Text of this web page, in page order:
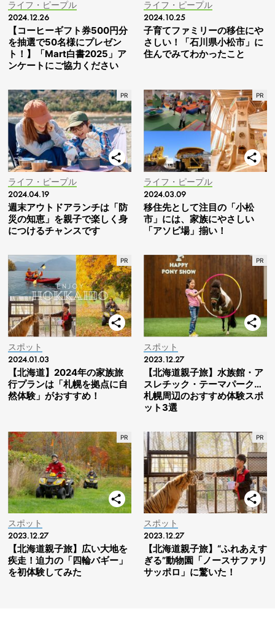
ライフ・ピープル
2024.12.26
【コーヒーギフト券500円分
を抽選で50名様にプレゼン
ト！】「Mart白書2025」ア
ンケートにご協力ください
ライフ・ピープル
2024.10.25
子育てファミリーの移住にや
さしい！「石川県小松市」に
住んでみてわかったこと
ライフ・ピープル
2024.04.19
週末アウトドアランチは「防
災の知恵」を親子で楽しく身
につけるチャンスです
ライフ・ピープル
2024.03.09
移住先として注目の「小松
市」には、家族にやさしい
「アソビ場」揃い！
スポット
2024.01.03
【北海道】2024年の家族旅
行プランは「札幌を拠点に自
然体験」がおすすめ！
スポット
2023.12.27
【北海道親子旅】水族館・ア
スレチック・テーマパーク…
札幌周辺のおすすめ体験スポ
ット3選
スポット
2023.12.27
【北海道親子旅】広い大地を
疾走！迫力の「四輪バギー」
を初体験してみた
スポット
2023.12.27
【北海道親子旅】“ふれあえす
ぎる”動物園「ノースサファリ
サッポロ」に驚いた！